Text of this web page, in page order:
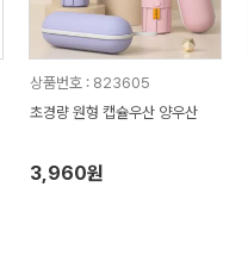
상품번호 : 823605
초경량 원형 캡슐우산 양우산
3,960원